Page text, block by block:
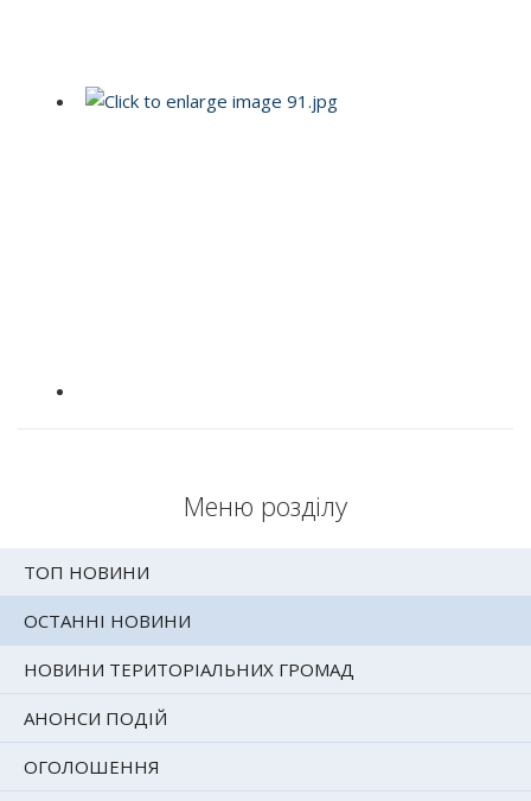
Меню розділу
ТОП НОВИНИ
ОСТАННІ НОВИНИ
НОВИНИ ТЕРИТОРІАЛЬНИХ ГРОМАД
АНОНСИ ПОДІЙ
ОГОЛОШЕННЯ